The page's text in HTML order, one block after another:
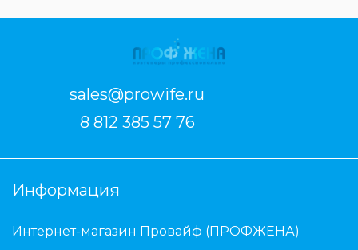
sales@prowife.ru
8 812 385 57 76
Информация
Интернет-магазин Провайф (ПРОФЖЕНА)